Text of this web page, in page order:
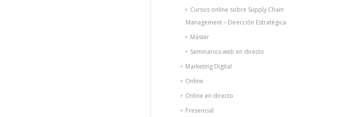
Cursos online sobre Supply Chain
Management – Dirección Estratégica
Máster
Seminarios web en directo
Marketing Digital
Online
Online en directo
Presencial